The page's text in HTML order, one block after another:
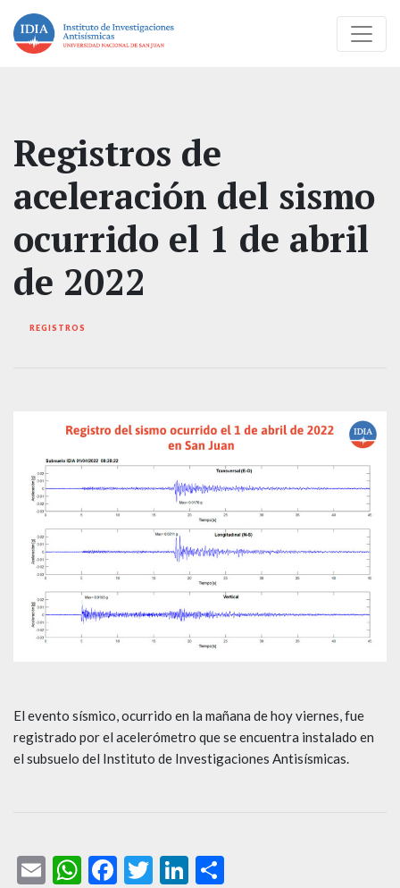
Registros de
aceleración del sismo
ocurrido el 1 de abril
de 2022
REGISTROS
El evento sísmico, ocurrido en la mañana de hoy viernes, fue
registrado por el acelerómetro que se encuentra instalado en
el subsuelo del Instituto de Investigaciones Antisísmicas.
EmailWhatsApp
Facebook
TwitterLinkedIn